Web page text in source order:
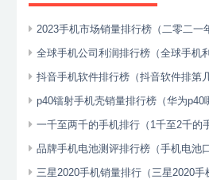
2023手机市场销量排行榜（二零二一
全球手机公司利润排行榜（全球手机
抖音手机软件排行榜（抖音软件排第几
p40镭射手机壳销量排行榜（华为p40
一千至两千的手机排行（1千至2千的
品牌手机电池测评排行榜（手机电池
三星2020手机销量排行（三星2020手